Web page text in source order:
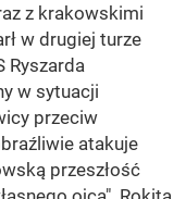
z krakowskimi
w drugiej turze
Ryszarda
w sytuacji
przeciw
atakuje
przeszłość